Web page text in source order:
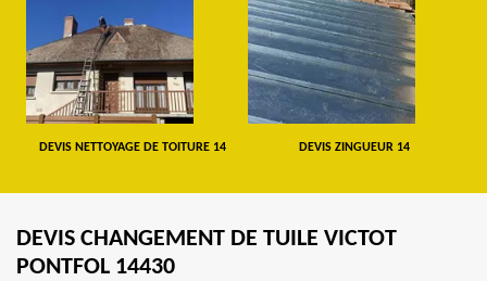
DEVIS NETTOYAGE DE TOITURE 14 DEVIS ZINGUEUR 14
DEVIS CHANGEMENT DE TUILE VICTOT
PONTFOL 14430